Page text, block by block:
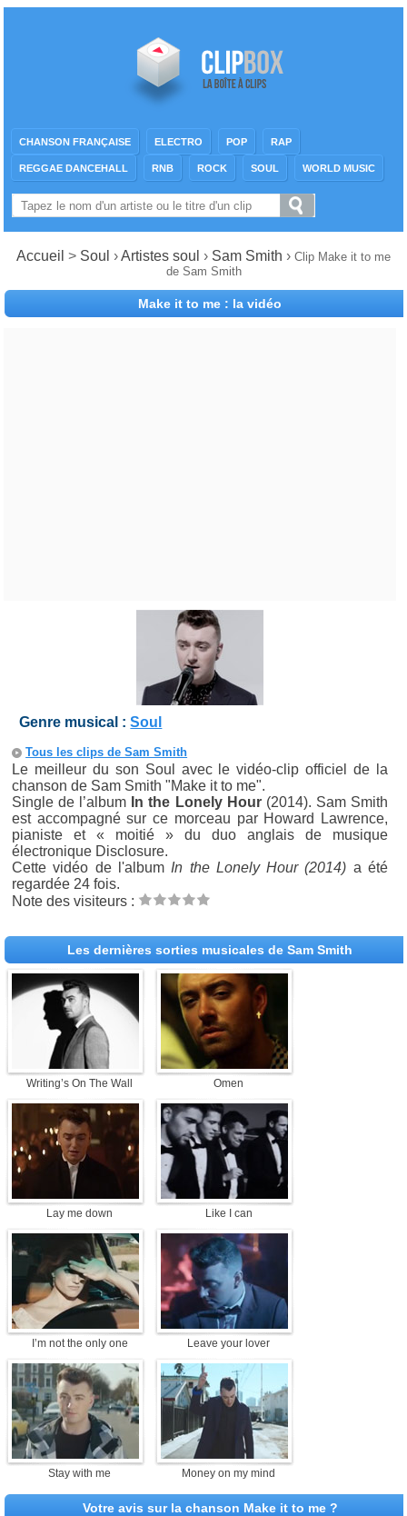
CHANSON FRANÇAISE ELECTRO POP RAP
REGGAE DANCEHALL RNB ROCK SOUL WORLD MUSIC
Accueil > Soul ›Artistes soul › Sam Smith › Clip Make it to me
de Sam Smith
Make it to me : la vidéo
Genre musical :Soul
Tous les clips de Sam Smith
Le meilleur du son Soul avec le vidéo-clip officiel de la
chanson de Sam Smith "Make it to me".
Single de l’album In the Lonely Hour(2014). Sam Smith
est accompagné sur ce morceau par Howard Lawrence,
pianiste et « moitié » du duo anglais de musique
électronique Disclosure.
Cette vidéo de l'album In the Lonely Hour (2014) a été
regardée 24 fois.
Note des visiteurs :
Les dernières sorties musicales de Sam Smith
Writing’s On The Wall Omen
Lay me down Like I can
I’m not the only one Leave your lover
Stay with me Money on my mind
Votre avis sur la chanson Make it to me ?